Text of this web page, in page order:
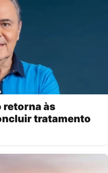
retorna às
tratamento